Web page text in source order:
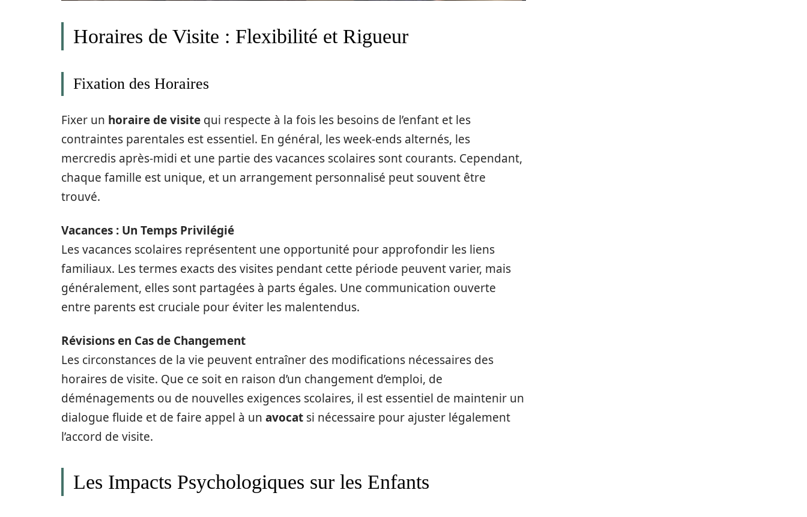
Horaires de Visite : Flexibilité et Rigueur
Fixation des Horaires
Fixer un horaire de visite qui respecte à la fois les besoins de l’enfant et les
contraintes parentales est essentiel. En général, les week-ends alternés, les
mercredis après-midi et une partie des vacances scolaires sont courants. Cependant,
chaque famille est unique, et un arrangement personnalisé peut souvent être
trouvé.
Vacances : Un Temps Privilégié
Les vacances scolaires représentent une opportunité pour approfondir les liens
familiaux. Les termes exacts des visites pendant cette période peuvent varier, mais
généralement, elles sont partagées à parts égales. Une communication ouverte
entre parents est cruciale pour éviter les malentendus.
Révisions en Cas de Changement
Les circonstances de la vie peuvent entraîner des modifications nécessaires des
horaires de visite. Que ce soit en raison d’un changement d’emploi, de
déménagements ou de nouvelles exigences scolaires, il est essentiel de maintenir un
dialogue fluide et de faire appel à un avocat si nécessaire pour ajuster légalement
l’accord de visite.
Les Impacts Psychologiques sur les Enfants